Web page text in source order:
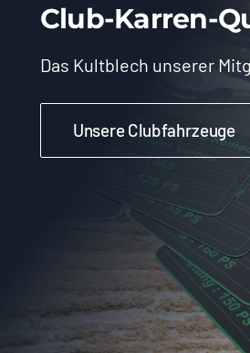
Club-Karren-
Das Kultblech unserer
Unsere Clubfahrzeuge